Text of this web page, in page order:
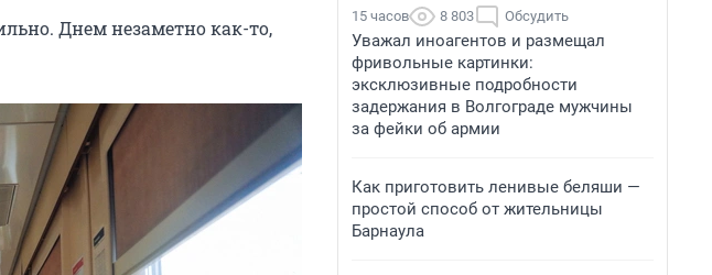
Днем незаметно как-то,
15 часов 8 803 Обсудить
Уважал иноагентов и размещал
фривольные картинки:
эксклюзивные подробности
задержания в Волгограде мужчины
за фейки об армии
Как приготовить ленивые беляши —
простой способ от жительницы
Барнаула